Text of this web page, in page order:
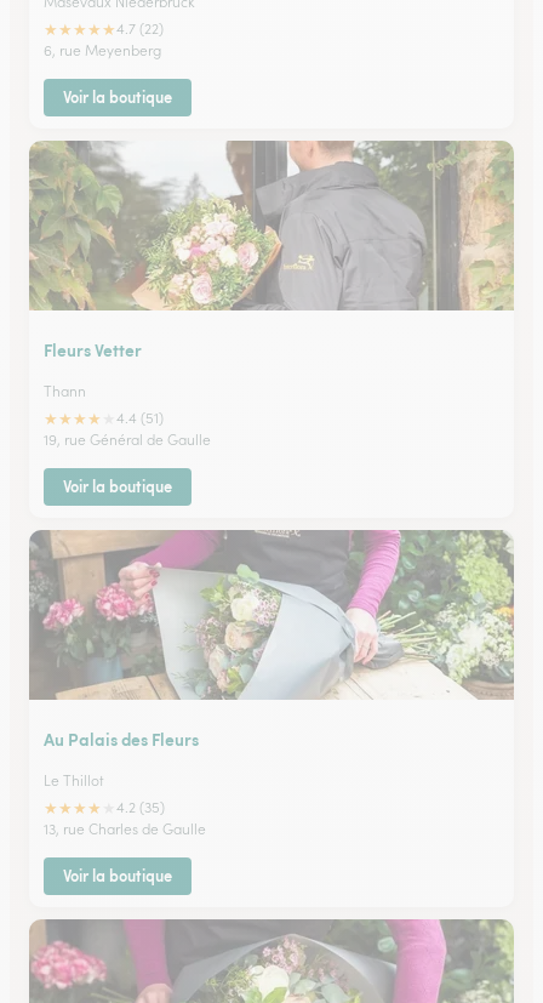
★★★★★4.7 (22)
6, rue Meyenberg
Voir la boutique
Fleurs Vetter
Thann
★★★★
4.4 (51)
19, rue Général de Gaulle
Voir la boutique
Au Palais des Fleurs
Le Thillot
★★★★
4.2 (35)
13, rue Charles de Gaulle
Voir la boutique